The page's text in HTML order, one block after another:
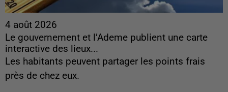
4 août 2026
Le gouvernement et l’Ademe publient une carte
interactive des lieux...
Les habitants peuvent partager les points frais
près de chez eux.